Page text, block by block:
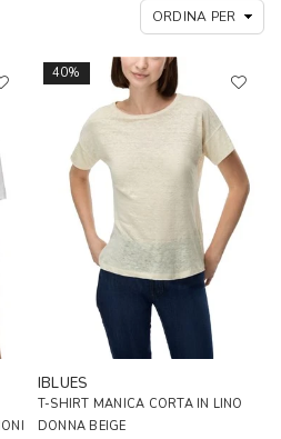
40%
IBLUES
T-SHIRT MANICA CORTA IN LINO
DONNA BEIGE